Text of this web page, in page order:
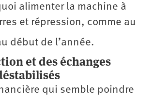
alimenter la machine à
et répression, comme au
début de l’année.
et des échanges
qui semble poindre